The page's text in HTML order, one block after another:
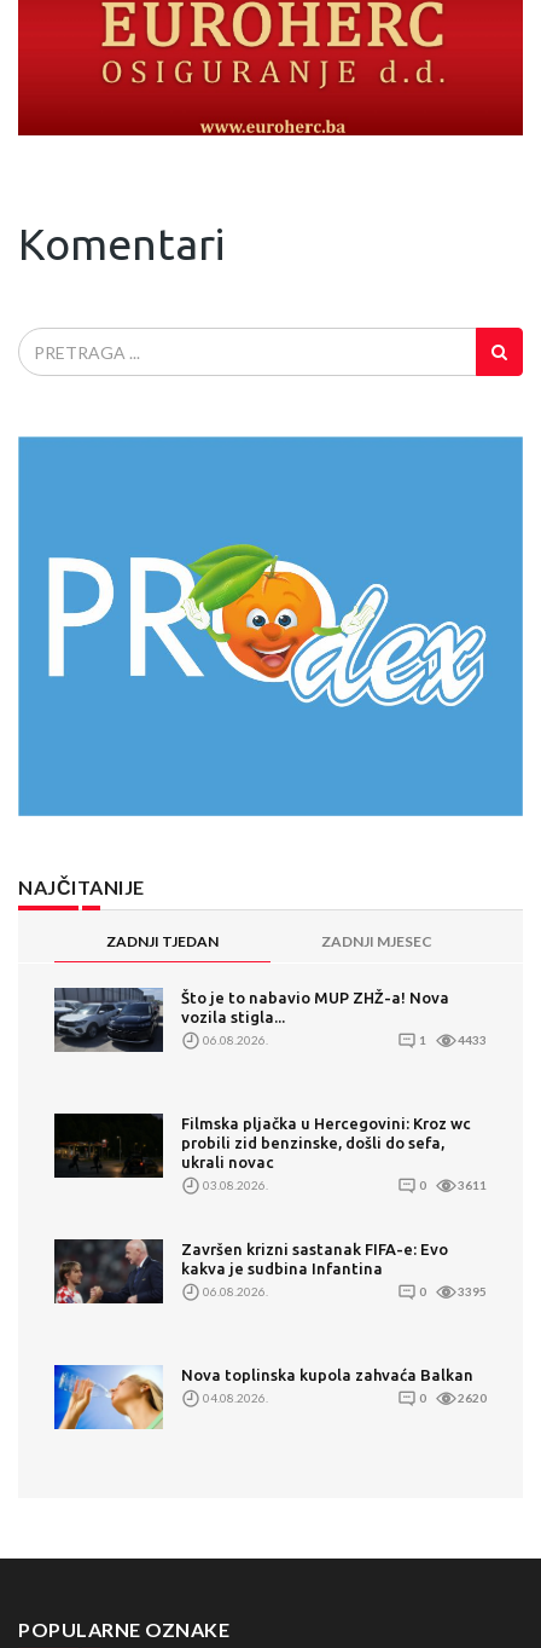
Komentari
NAJČITANIJE
ZADNJI TJEDAN ZADNJI MJESEC
Što je to nabavio MUP ZHŽ-a! Nova
vozila stigla...
06.08.2026. 1 4433
Filmska pljačka u Hercegovini: Kroz wc
probili zid benzinske, došli do sefa,
ukrali novac
03.08.2026. 0 3611
Završen krizni sastanak FIFA-e: Evo
kakva je sudbina Infantina
06.08.2026. 0 3395
Nova toplinska kupola zahvaća Balkan
04.08.2026. 0 2620
POPULARNE OZNAKE